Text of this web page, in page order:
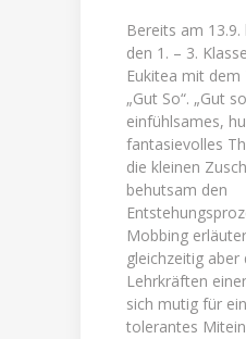
Bereits am
den 1. – 3.
Eukitea mit
„Gut So“. „Gut
einfühlsames,
fantasievolles
die kleinen
behutsam den
Mobbing
gleichzeitig aber
Lehrkräften
sich mutig für
tolerantes